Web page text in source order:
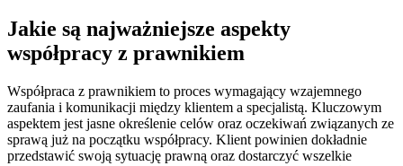
Jakie są najważniejsze aspekty
współpracy z prawnikiem
Współpraca z prawnikiem to proces wymagający wzajemnego
zaufania i komunikacji między klientem a specjalistą. Kluczowym
aspektem jest jasne określenie celów oraz oczekiwań związanych ze
sprawą już na początku współpracy. Klient powinien dokładnie
przedstawić swoją sytuację prawną oraz dostarczyć wszelkie